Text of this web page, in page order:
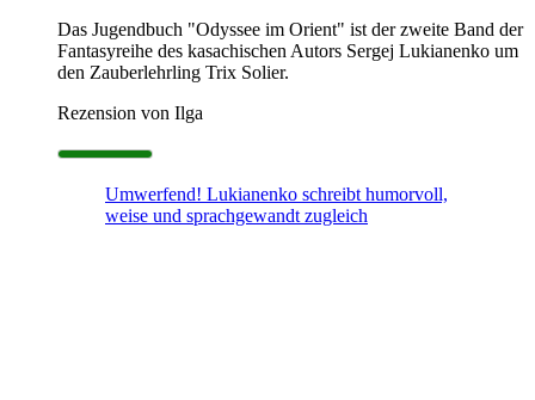
Das Jugendbuch "Odyssee im Orient" ist der zweite Band der
Fantasyreihe des kasachischen Autors Sergej Lukianenko um
den Zauberlehrling Trix Solier.
Rezension von Ilga
Umwerfend! Lukianenko schreibt humorvoll,
weise und sprachgewandt zugleich